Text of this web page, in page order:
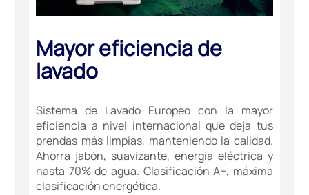
Mayor eficiencia de
lavado
Sistema de Lavado Europeo con la mayor
eficiencia a nivel internacional que deja tus
prendas más limpias, manteniendo la calidad.
Ahorra jabón, suavizante, energía eléctrica y
hasta 70% de agua. Clasificación A+, máxima
clasificación energética.